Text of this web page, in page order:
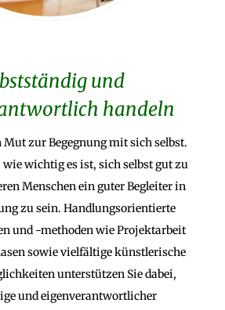
und
handeln
zur Begegnung mit sich selbst.
wichtig es ist, sich selbst gut zu
Menschen ein guter Begleiter in
zu sein. Handlungsorientierte
und -methoden wie Projektarbeit
sowie vielfältige künstlerische
unterstützen Sie dabei,
und eigenverantwortlicher